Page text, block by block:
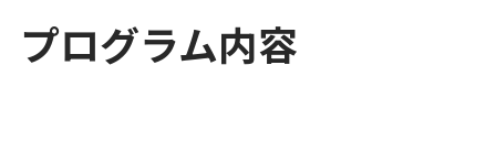
プログラム内容